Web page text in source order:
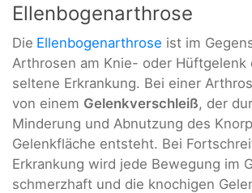
Ellenbogenarthrose
Die Ellenbogenarthrose ist im
Arthrosen am Knie- oder Hüftgelenk
seltene Erkrankung. Bei einer
von einem Gelenkverschleiß, der
Minderung und Abnutzung des
Gelenkfläche entsteht. Bei
Erkrankung wird jede Bewegung im
schmerzhaft und die knochigen